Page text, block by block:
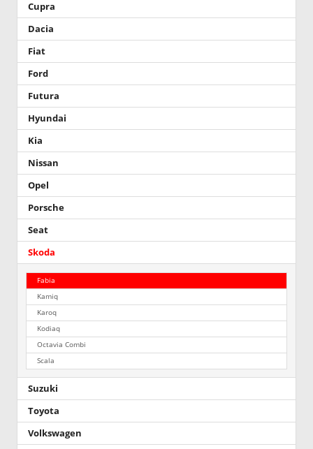
Cupra
Dacia
Fiat
Ford
Futura
Hyundai
Kia
Nissan
Opel
Porsche
Seat
Skoda
Fabia
Kamiq
Karoq
Kodiaq
Octavia Combi
Scala
Suzuki
Toyota
Volkswagen